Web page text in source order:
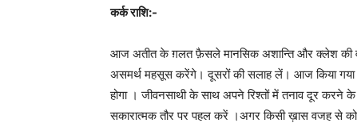
कर्क राशि:-
आज अतीत के ग़लत फ़ैसले मानसिक अशान्ति और क्लेश की
असमर्थ महसूस करेंगे। दूसरों की सलाह लें। आज किया गया
होगा । जीवनसाथी के साथ अपने रिश्तों में तनाव दूर करने
सकारात्मक तौर पर पहल करें ।अगर किसी ख़ास वजह से